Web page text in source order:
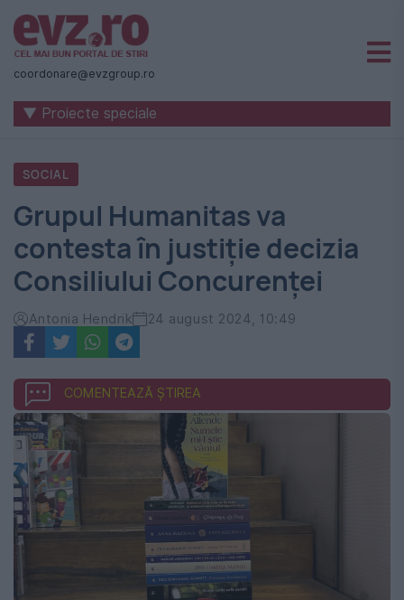
Știri
naționale
internaționale
România
-
Evenimentul
Zilei
coordonare@evzgroup.ro
▼ Proiecte speciale
SOCIAL
Grupul Humanitas va
contesta în justiție decizia
Consiliului Concurenței
Antonia Hendrik 24 august 2024, 10:49
COMENTEAZĂ ȘTIREA